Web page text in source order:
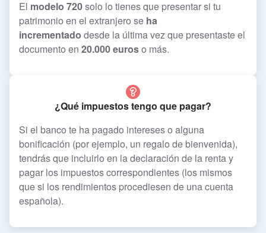
El modelo 720solo lo tienes que presentar si tu
patrimonio en el extranjero se ha
incrementado desde la última vez que presentaste el
documento en 20.000 euroso más.
¿Qué impuestos tengo que pagar?
Si el banco te ha pagado intereses o alguna
bonificación (por ejemplo, un regalo de bienvenida),
tendrás que incluirlo en la declaración de la renta y
pagar los impuestos correspondientes (los mismos
que si los rendimientos procediesen de una cuenta
española).